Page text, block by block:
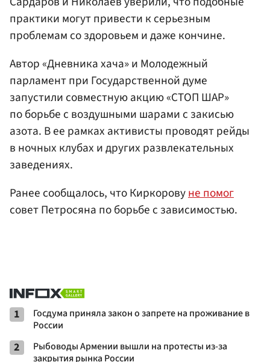
практики могут привести к серьезным
проблемам со здоровьем и даже кончине.
Автор «Дневника хача» и Молодежный
парламент при Государственной думе
запустили совместную акцию «СТОП ШАР»
по борьбе с воздушными шарами с закисью
азота. В ее рамках активисты проводят рейды
в ночных клубах и других развлекательных
заведениях.
Ранее сообщалось, что Киркоровуне помог
совет Петросяна по борьбе с зависимостью.
1
Госдума приняла закон о запрете на проживание в
России
2
Рыбоводы Армении вышли на протесты из-за
закрытия рынка России